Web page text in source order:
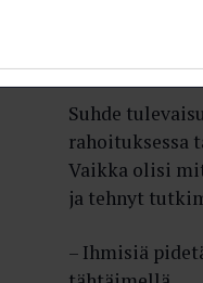
ja itseä voi
Suhde
rahoituksessa
Vaikka olisi
ja tehnyt
– Ihmisiä